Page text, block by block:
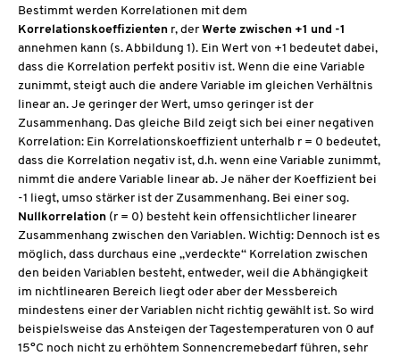
Bestimmt werden Korrelationen mit dem
Korrelationskoeffizienten r, derWerte zwischen +1 und -1
annehmen kann (s. Abbildung 1). Ein Wert von +1 bedeutet dabei,
dass die Korrelation perfekt positiv ist. Wenn die eine Variable
zunimmt, steigt auch die andere Variable im gleichen Verhältnis
linear an. Je geringer der Wert, umso geringer ist der
Zusammenhang. Das gleiche Bild zeigt sich bei einer negativen
Korrelation: Ein Korrelationskoeffizient unterhalb r = 0 bedeutet,
dass die Korrelation negativ ist, d.h. wenn eine Variable zunimmt,
nimmt die andere Variable linear ab. Je näher der Koeffizient bei
-1 liegt, umso stärker ist der Zusammenhang. Bei einer sog.
Nullkorrelation (r = 0) besteht kein offensichtlicher linearer
Zusammenhang zwischen den Variablen. Wichtig: Dennoch ist es
möglich, dass durchaus eine „verdeckte“ Korrelation zwischen
den beiden Variablen besteht, entweder, weil die Abhängigkeit
im nichtlinearen Bereich liegt oder aber der Messbereich
mindestens einer der Variablen nicht richtig gewählt ist. So wird
beispielsweise das Ansteigen der Tagestemperaturen von 0 auf
15°C noch nicht zu erhöhtem Sonnencremebedarf führen, sehr